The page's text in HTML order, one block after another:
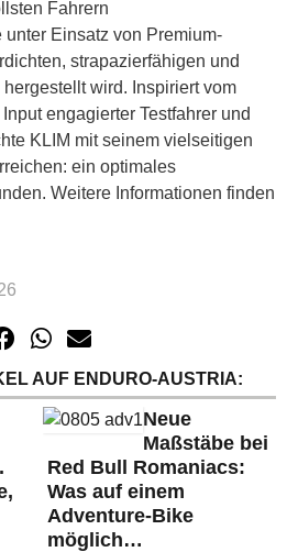
Fahrern
Einsatz von Premium-
strapazierfähigen und
wird. Inspiriert vom
engagierter Testfahrer und
KLIM mit seinem vielseitigen
ein optimales
Weitere Informationen finden
AUF ENDURO-AUSTRIA:
Neue
Maßstäbe bei
Red Bull Romaniacs:
Was auf einem
Adventure-Bike
möglich…